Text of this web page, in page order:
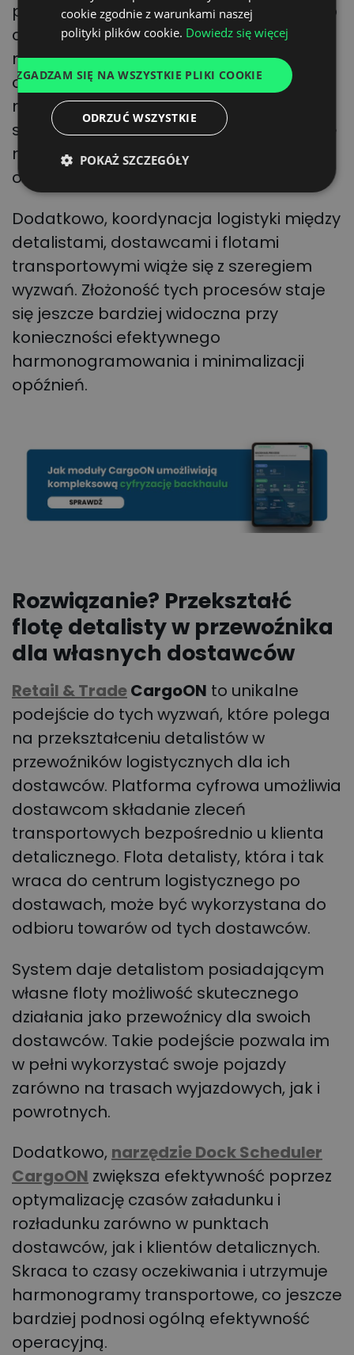
po dostarczeniu towarów do sklepów lub
centrów cross-dock, co prowadzi do
nieefektywności i wzrostu kosztów
operacyjnych. Jednocześnie dostawcy
nie korzystają z ciężarówek detalisty do
swojej logistyki wyjściowej, tracąc szansę
na optymalizację kosztów transportu
oraz redukcję emisji.
Dodatkowo, koordynacja logistyki między
detalistami, dostawcami i flotami
transportowymi wiąże się z szeregiem
wyzwań. Złożoność tych procesów staje
się jeszcze bardziej widoczna przy
konieczności efektywnego
harmonogramowania i minimalizacji
opóźnień.
Rozwiązanie? Przekształć
flotę detalisty w przewoźnika
dla własnych dostawców
Retail & TradeCargoON to unikalne
podejście do tych wyzwań, które polega
na przekształceniu detalistów w
przewoźników logistycznych dla ich
dostawców. Platforma cyfrowa umożliwia
dostawcom składanie zleceń
transportowych bezpośrednio u klienta
detalicznego. Flota detalisty, która i tak
wraca do centrum logistycznego po
dostawach, może być wykorzystana do
odbioru towarów od tych dostawców.
System daje detalistom posiadającym
własne floty możliwość skutecznego
działania jako przewoźnicy dla swoich
dostawców. Takie podejście pozwala im
w pełni wykorzystać swoje pojazdy
zarówno na trasach wyjazdowych, jak i
powrotnych.
Dodatkowo, narzędzie Dock Scheduler
CargoON zwiększa efektywność poprzez
optymalizację czasów załadunku i
rozładunku zarówno w punktach
dostawców, jak i klientów detalicznych.
Skraca to czasy oczekiwania i utrzymuje
harmonogramy transportowe, co jeszcze
bardziej podnosi ogólną efektywność
operacyjną.
FRENCH
cookie zgodnie z warunkami naszej
polityki plików cookie. Dowiedz się więcej
ZGADZAM SIĘ NA WSZYSTKIE PLIKI COOKIE
ODRZUĆ WSZYSTKIE
POKAŻ SZCZEGÓŁY